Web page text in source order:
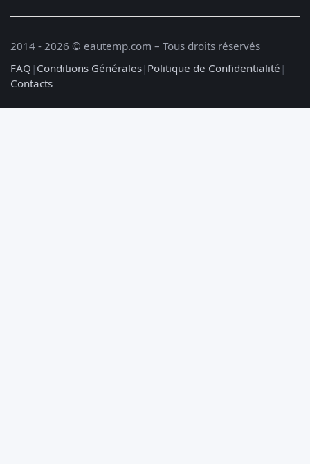
2014 - 2026 © eautemp.com – Tous droits réservés
FAQ | Conditions Générales| Politique de Confidentialité |
Contacts